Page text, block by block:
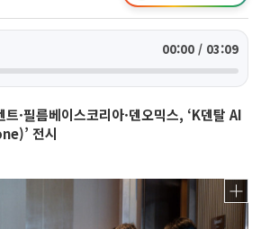
00:00 / 03:09
트·필름베이스코리아·덴오믹스, ‘K덴탈 AI
전시